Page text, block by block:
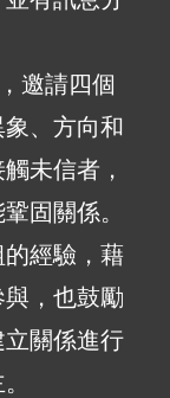
邀請四個
、方向和
未信者，
固關係。
經驗，藉
，也鼓勵
關係進行